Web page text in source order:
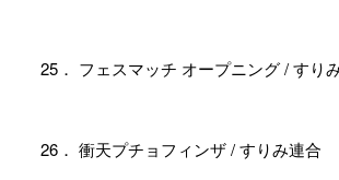
25． フェスマッチ オープニング / すり
26． 衝天プチョフィンザ / すりみ連合